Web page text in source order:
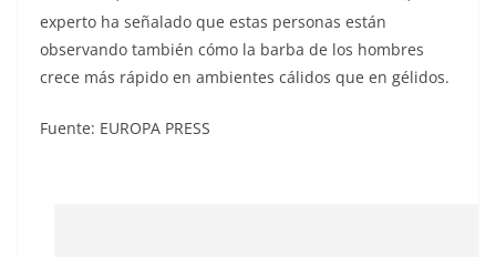
experto ha señalado que estas personas están
observando también cómo la barba de los hombres
crece más rápido en ambientes cálidos que en gélidos.
Fuente: EUROPA PRESS